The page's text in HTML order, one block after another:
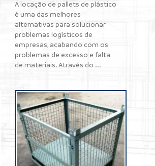
A locação de pallets de plástico
é uma das melhores
alternativas para solucionar
problemas logísticos de
empresas, acabando com os
problemas de excesso e falta
de materiais. Através do ...